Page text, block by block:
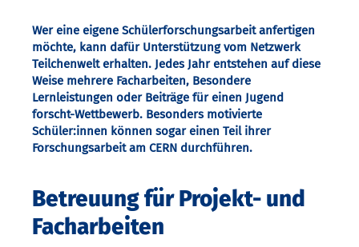
Wer eine eigene Schülerforschungsarbeit anfertigen
möchte, kann dafür Unterstützung vom Netzwerk
Teilchenwelt erhalten. Jedes Jahr entstehen auf diese
Weise mehrere Facharbeiten, Besondere
Lernleistungen oder Beiträge für einen Jugend
forscht-Wettbewerb. Besonders motivierte
Schüler:innen können sogar einen Teil ihrer
Forschungsarbeit am CERN durchführen.
Betreuung für Projekt- und
Facharbeiten